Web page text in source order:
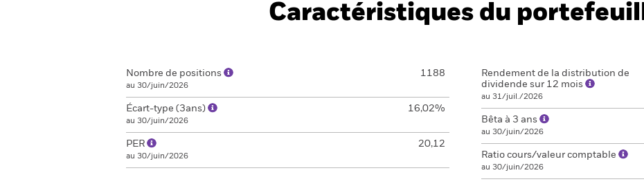
Caractéristiques du
Nombre de positions
au 30/juin/2026
1188
Écart-type (3ans)
au 30/juin/2026
16,02%
PER
au 30/juin/2026
20,12
Rendement de la distribution de
dividende sur 12 mois
au 31/juil./2026
Bêta à 3 ans
au 30/juin/2026
Ratio cours/valeur comptable
au 30/juin/2026